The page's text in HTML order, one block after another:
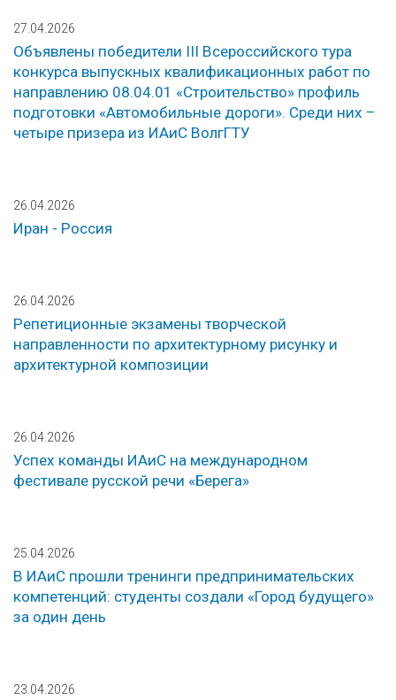
27.04.2026
Объявлены победители III Всероссийского тура
конкурса выпускных квалификационных работ по
направлению 08.04.01 «Строительство» профиль
подготовки «Автомобильные дороги». Среди них –
четыре призера из ИАиС ВолгГТУ
26.04.2026
Иран - Россия
26.04.2026
Репетиционные экзамены творческой
направленности по архитектурному рисунку и
архитектурной композиции
26.04.2026
Успех команды ИАиС на международном
фестивале русской речи «Берега»
25.04.2026
В ИАиС прошли тренинги предпринимательских
компетенций: студенты создали «Город будущего»
за один день
23.04.2026